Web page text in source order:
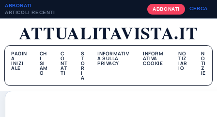
ABBONATI
ARTICOLI RECENTI
ABBONATI CERCA
ATTUALITAVISTA.IT
PAGIN
A
INIZI
ALE
CH
I
SI
AM
O
C
O
NT
AT
TI
S
T
O
R
I
A
INFORMATIV
A SULLA
PRIVACY
INFORM
ATIVA
COOKIE
NO
TIZ
IAR
IO
N
O
TI
Z
IE